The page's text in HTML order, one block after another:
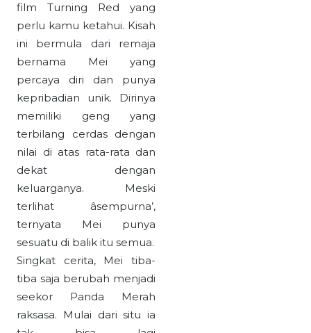
film Turning Red yang
perlu kamu ketahui. Kisah
ini bermula dari remaja
bernama Mei yang
percaya diri dan punya
kepribadian unik. Dirinya
memiliki geng yang
terbilang cerdas dengan
nilai di atas rata-rata dan
dekat dengan
keluarganya. Meski
terlihat âsempurna’,
ternyata Mei punya
sesuatu di balik itu semua.
Singkat cerita, Mei tiba-
tiba saja berubah menjadi
seekor Panda Merah
raksasa. Mulai dari situ ia